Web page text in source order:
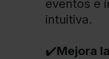
eventos e
intuitiva.
✔️Mejora